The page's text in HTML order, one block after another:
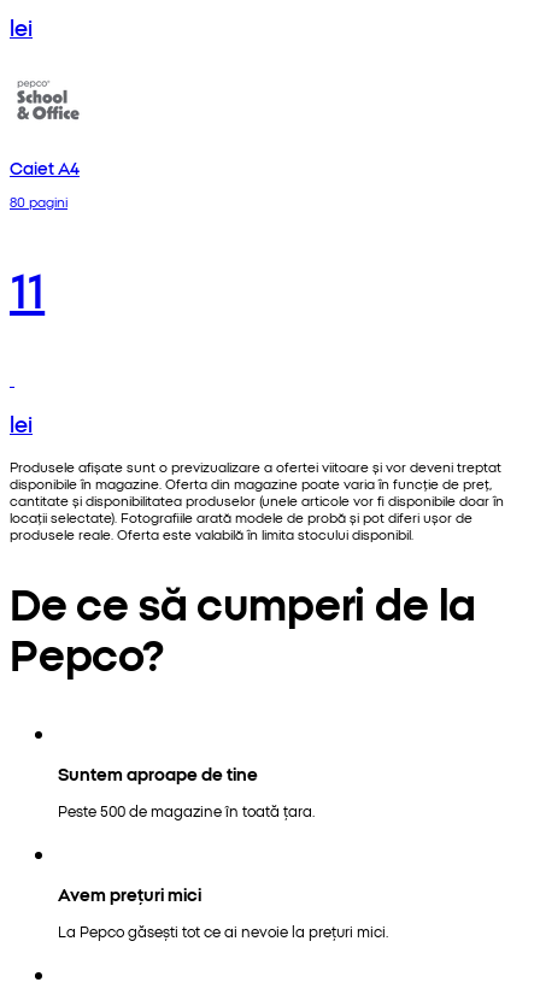
lei
Caiet A4
80 pagini
11
lei
Produsele afișate sunt o previzualizare a ofertei viitoare și vor deveni treptat
disponibile în magazine. Oferta din magazine poate varia în funcție de preț,
cantitate și disponibilitatea produselor (unele articole vor fi disponibile doar în
locații selectate). Fotografiile arată modele de probă și pot diferi ușor de
produsele reale. Oferta este valabilă în limita stocului disponibil.
De ce să cumperi de la
Pepco?
Suntem aproape de tine
Peste 500 de magazine în toată țara.
Avem prețuri mici
La Pepco găsești tot ce ai nevoie la prețuri mici.